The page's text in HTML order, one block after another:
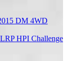
DM 4WD